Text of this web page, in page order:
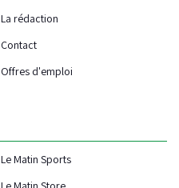
La rédaction
Contact
Offres d'emploi
Le Matin Sports